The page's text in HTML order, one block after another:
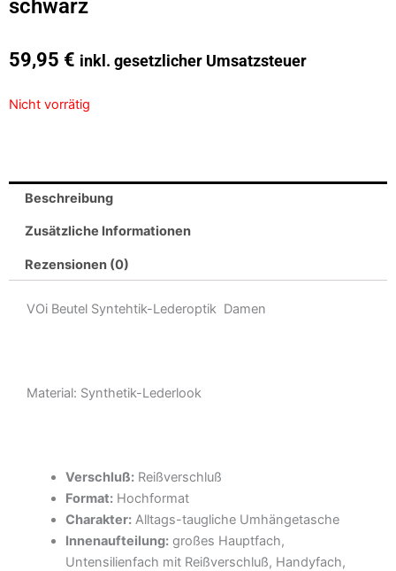
schwarz
59,95 € inkl. gesetzlicher Umsatzsteuer
Nicht vorrätig
Beschreibung
Zusätzliche Informationen
Rezensionen (0)
VOi Beutel Syntehtik-Lederoptik Damen
Material: Synthetik-Lederlook
Verschluß:Reißverschluß
Format:Hochformat
Charakter:Alltags-taugliche Umhängetasche
Innenaufteilung:großes Hauptfach,
Untensilienfach mit Reißverschluß, Handyfach,